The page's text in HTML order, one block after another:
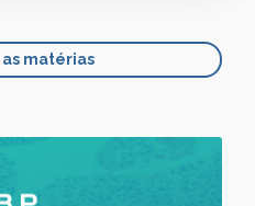
matérias